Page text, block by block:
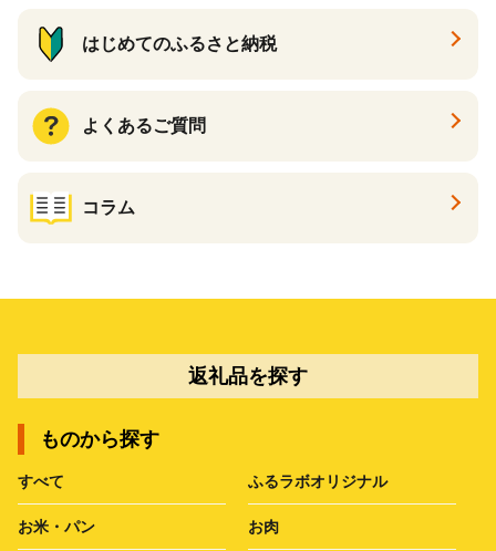
はじめてのふるさと納税
よくあるご質問
コラム
返礼品を探す
ものから探す
すべて ふるラボオリジナル
お米・パン お肉